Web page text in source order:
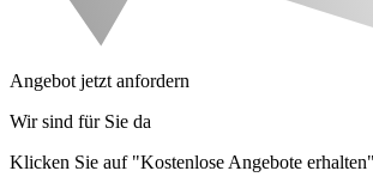
Angebot jetzt anfordern
Wir sind für Sie da
Klicken Sie auf "Kostenlose Angebote